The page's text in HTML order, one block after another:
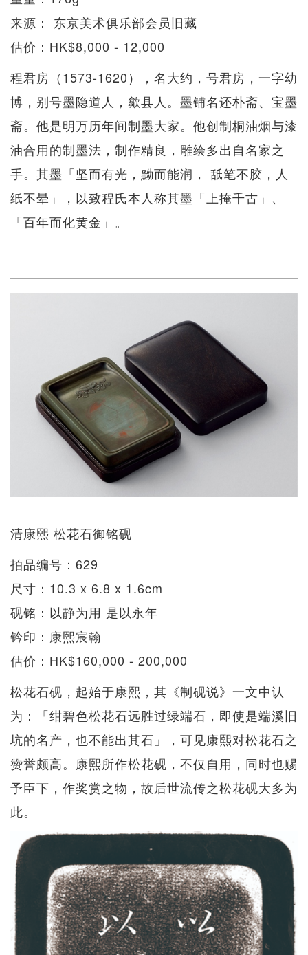
来源： 东京美术俱乐部会员旧藏
估价：HK$8,000 - 12,000
程君房（1573-1620），名大约，号君房，一字幼
博，别号墨隐道人，歙县人。墨铺名还朴斋、宝墨
斋。他是明万历年间制墨大家。他创制桐油烟与漆
油合用的制墨法，制作精良，雕绘多出自名家之
手。其墨「坚而有光，黝而能润， 舐笔不胶，人
纸不晕」，以致程氏本人称其墨「上掩千古」、
「百年而化黄金」。
清康熙 松花石御铭砚
拍品编号：629
尺寸：10.3 x 6.8 x 1.6cm
砚铭：以静为用 是以永年
钤印：康熙宸翰
估价：HK$160,000 - 200,000
松花石砚，起始于康熙，其《制砚说》一文中认
为：「绀碧色松花石远胜过绿端石，即使是端溪旧
坑的名产，也不能出其石」，可见康熙对松花石之
赞誉颇高。康熙所作松花砚，不仅自用，同时也赐
予臣下，作奖赏之物，故后世流传之松花砚大多为
此。